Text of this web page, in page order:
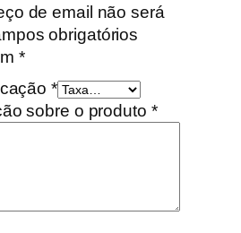
de email não será
obrigatórios
*
*
sobre o produto *